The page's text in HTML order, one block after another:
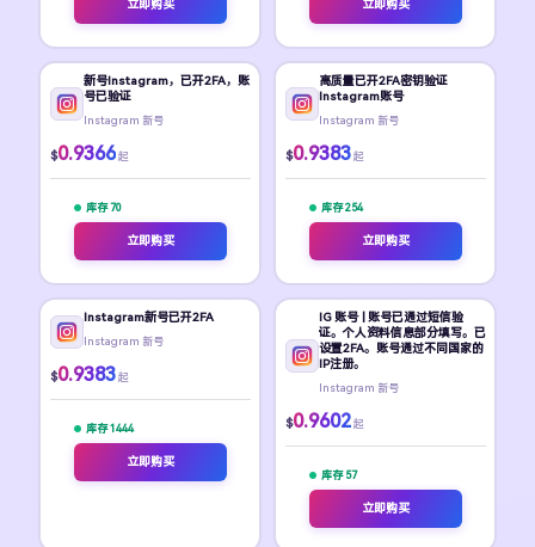
立即购买 立即购买
新号Instagram，已开2FA，账
号已验证
Instagram 新号
$0.9366 起
库存 70
立即购买
高质量已开2FA密钥验证
Instagram账号
Instagram 新号
$0.9383 起
库存 254
立即购买
Instagram新号已开2FA
Instagram 新号
$0.9383 起
库存 1444
立即购买
IG 账号 | 账号已通过短信验
证。个人资料信息部分填写。已
设置2FA。账号通过不同国家的
IP注册。
Instagram 新号
$0.9602 起
库存 57
立即购买